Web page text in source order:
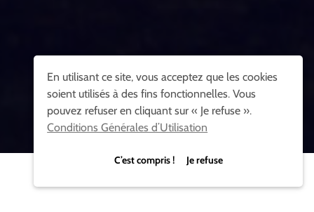
En utilisant ce site, vous acceptez que les cookies
soient utilisés à des fins fonctionnelles. Vous
pouvez refuser en cliquant sur « Je refuse ».
Conditions Générales d’Utilisation
C’est compris ! Je refuse